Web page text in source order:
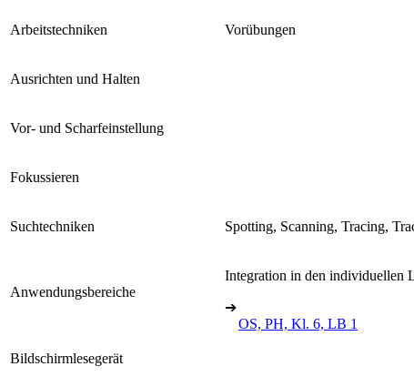
Arbeitstechniken Vorübungen
Ausrichten und Halten
Vor- und Scharfeinstellung
Fokussieren
Suchtechniken Spotting, Scanning, Tracing,
Anwendungsbereiche
Integration in den individuellen
➔
OS, PH, Kl. 6, LB 1
Bildschirmlesegerät